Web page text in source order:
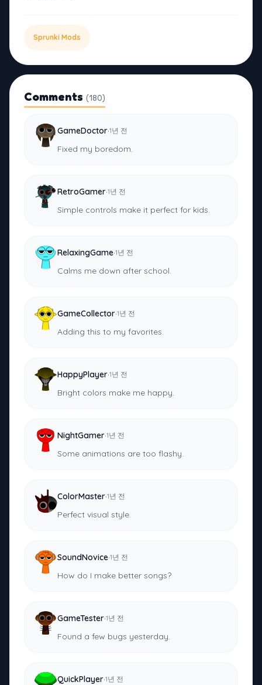
Sprunki Mods
Comments (180)
GameDoctor·1년 전
Fixed my boredom.
RetroGamer·1년 전
Simple controls make it perfect for kids.
RelaxingGame·1년 전
Calms me down after school.
GameCollector·1년 전
Adding this to my favorites.
HappyPlayer·1년 전
Bright colors make me happy.
NightGamer·1년 전
Some animations are too flashy.
ColorMaster·1년 전
Perfect visual style.
SoundNovice·1년 전
How do I make better songs?
GameTester·1년 전
Found a few bugs yesterday.
QuickPlayer·1년 전